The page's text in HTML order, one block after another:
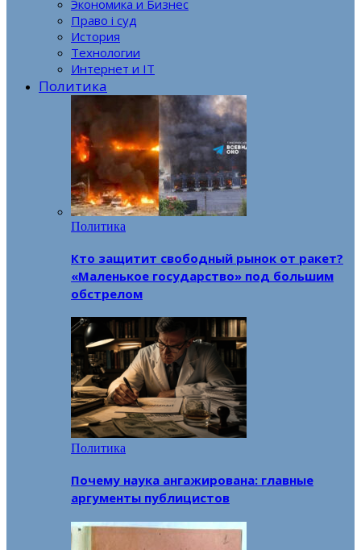
Экономика и Бизнес
Право і суд
История
Технологии
Интернет и IT
Политика
Политика
Кто защитит свободный рынок от ракет?
«Маленькое государство» под большим
обстрелом
Политика
Почему наука ангажирована: главные
аргументы публицистов